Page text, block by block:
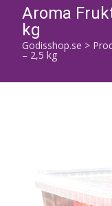
Aroma
kg
Godisshop.se >
– 2,5 kg